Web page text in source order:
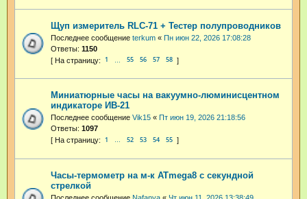
Щуп измеритель RLC-71 + Тестер полупроводников
Последнее сообщение terkum « Пн июн 22, 2026 17:08:28
Ответы: 1150
1 55 56 57 58
Миниатюрные часы на вакуумно-люминисцентном
индикаторе ИВ-21
Последнее сообщение Vik15 « Пт июн 19, 2026 21:18:56
Ответы: 1097
1 … 52 53 54 55
Часы-термометр на м-к ATmega8 с секундной
стрелкой